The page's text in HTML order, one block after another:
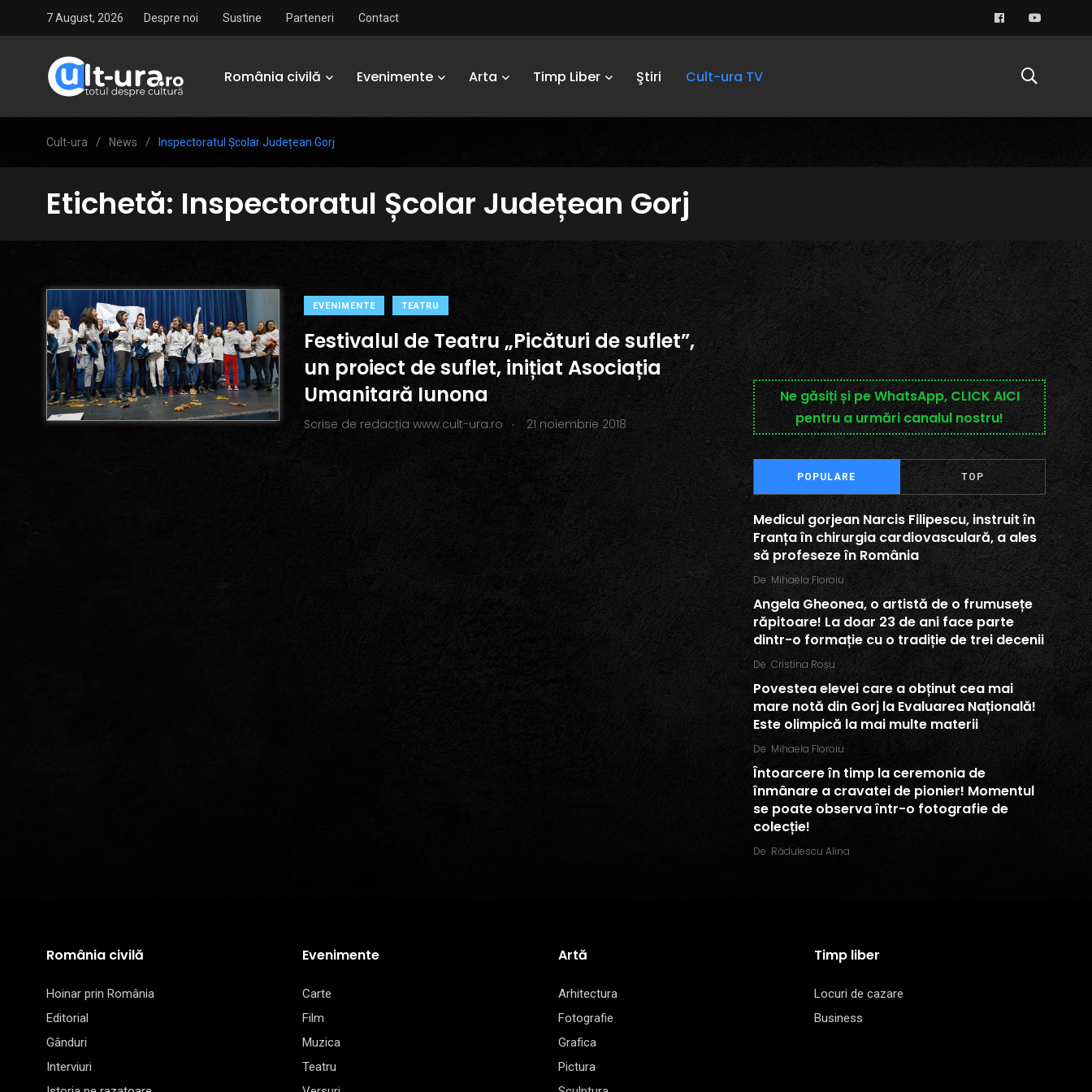
7 August, 2026 Despre noi Sustine Parteneri Contact
România civilă Evenimente Arta Timp Liber Ştiri Cult-ura TV
Cult-ura / News / Inspectoratul Școlar Județean Gorj
Etichetă: Inspectoratul Școlar Județean Gorj
EVENIMENTE TEATRU
Festivalul de Teatru „Picături de suflet”,
un proiect de suflet, inițiat Asociația
Umanitară Iunona
Scrise de redacția www.cult-ura.ro . 21 noiembrie 2018
Ne găsiți și pe WhatsApp, CLICK AICI
pentru a urmări canalul nostru!
POPULARE TOP
Medicul gorjean Narcis Filipescu, instruit în
Franța în chirurgia cardiovasculară, a ales
să profeseze în România
De Mihaela Floroiu
Angela Gheonea, o artistă de o frumusețe
răpitoare! La doar 23 de ani face parte
dintr-o formație cu o tradiție de trei decenii
De Cristina Roșu
Povestea elevei care a obținut cea mai
mare notă din Gorj la Evaluarea Națională!
Este olimpică la mai multe materii
De Mihaela Floroiu
Întoarcere în timp la ceremonia de
înmânare a cravatei de pionier! Momentul
se poate observa într-o fotografie de
colecție!
De Rădulescu Alina
România civilă
Hoinar prin România
Editorial
Gânduri
Interviuri
Evenimente
Carte
Film
Muzica
Teatru
Artă
Arhitectura
Fotografie
Grafica
Pictura
Timp liber
Locuri de cazare
Business